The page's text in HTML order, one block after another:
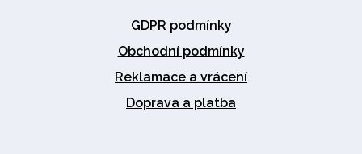
GDPR podmínky
Obchodní podmínky
Reklamace a vrácení
Doprava a platba